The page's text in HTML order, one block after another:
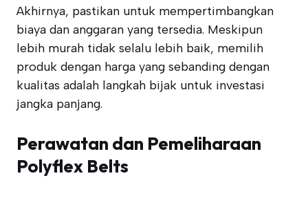
Akhirnya, pastikan untuk mempertimbangkan
biaya dan anggaran yang tersedia. Meskipun
lebih murah tidak selalu lebih baik, memilih
produk dengan harga yang sebanding dengan
kualitas adalah langkah bijak untuk investasi
jangka panjang.
Perawatan dan Pemeliharaan
Polyflex Belts